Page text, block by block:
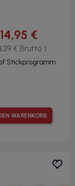
WARENKORB
14,95 €
€ Brutto )
Stickprogramm